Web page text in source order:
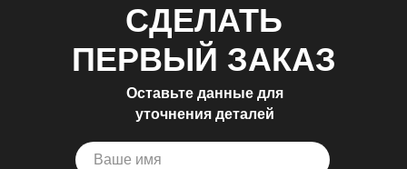
СДЕЛАТЬ
ПЕРВЫЙ ЗАКАЗ
Оставьте данные для
уточнения деталей